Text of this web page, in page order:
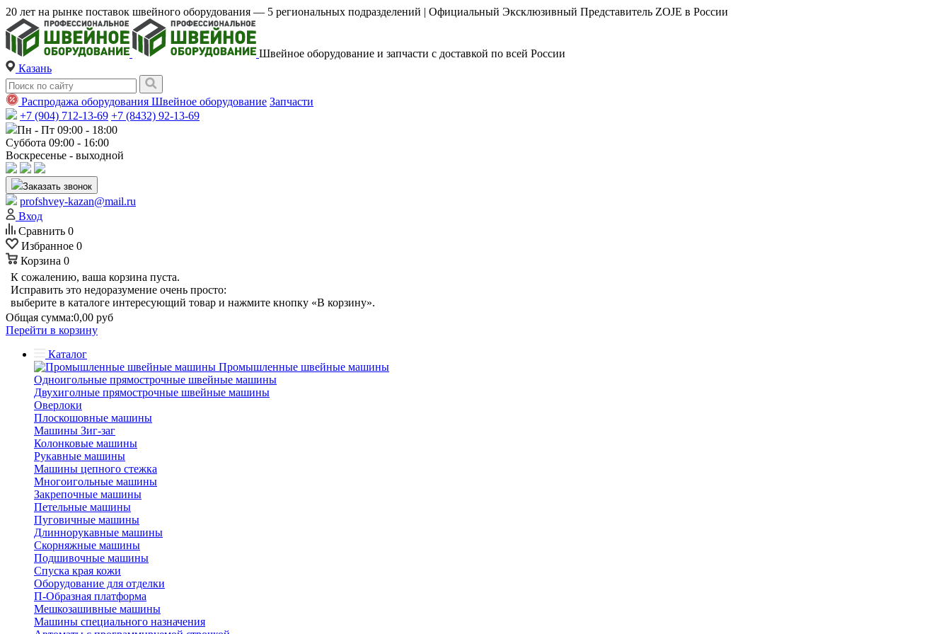
20 лет на рынке поставок швейного оборудования — 5 региональных подразделений | Официальный Эксклюзивный Представитель ZOJE в России
Швейное оборудование и запчасти с доставкой по всей России
Казань
Распродажа оборудования Швейное оборудование Запчасти
+7 (904) 712-13-69 +7 (8432) 92-13-69
Пн - Пт 09:00 - 18:00
Суббота 09:00 - 16:00
Воскресенье - выходной
Заказать звонок
profshvey-kazan@mail.ru
Вход
Сравнить 0
Избранное 0
Корзина 0
К сожалению, ваша корзина пуста.
Исправить это недоразумение очень просто:
выберите в каталоге интересующий товар и нажмите кнопку «В корзину».
Общая сумма:0,00 руб
Перейти в корзину
Каталог
Промышленные швейные машины
Одноигольные прямострочные швейные машины
Двухиголные прямострочные швейные машины
Оверлоки
Плоскошовные машины
Машины Зиг-заг
Колонковые машины
Рукавные машины
Машины цепного стежка
Многоигольные машины
Закрепочные машины
Петельные машины
Пуговичные машины
Длиннорукавные машины
Скорняжные машины
Подшивочные машины
Спуска края кожи
Оборудование для отделки
П-Образная платформа
Мешкозашивные машины
Машины специального назначения